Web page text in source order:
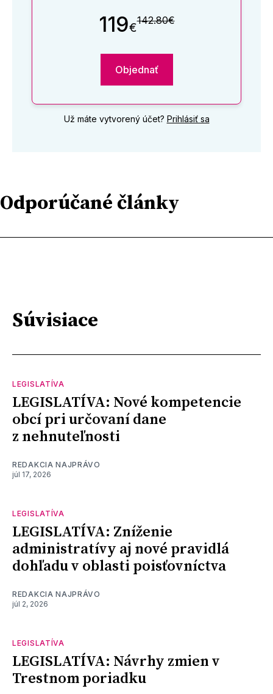
119€142.80€
Objednať
Už máte vytvorený účet? Prihlásiť sa
Odporúčané články
Súvisiace
LEGISLATÍVA
LEGISLATÍVA: Nové kompetencie
obcí pri určovaní dane
z nehnuteľnosti
REDAKCIA NAJPRÁVO
júl 17, 2026
LEGISLATÍVA
LEGISLATÍVA: Zníženie
administratívy aj nové pravidlá
dohľadu v oblasti poisťovníctva
REDAKCIA NAJPRÁVO
júl 2, 2026
LEGISLATÍVA
LEGISLATÍVA: Návrhy zmien v
Trestnom poriadku